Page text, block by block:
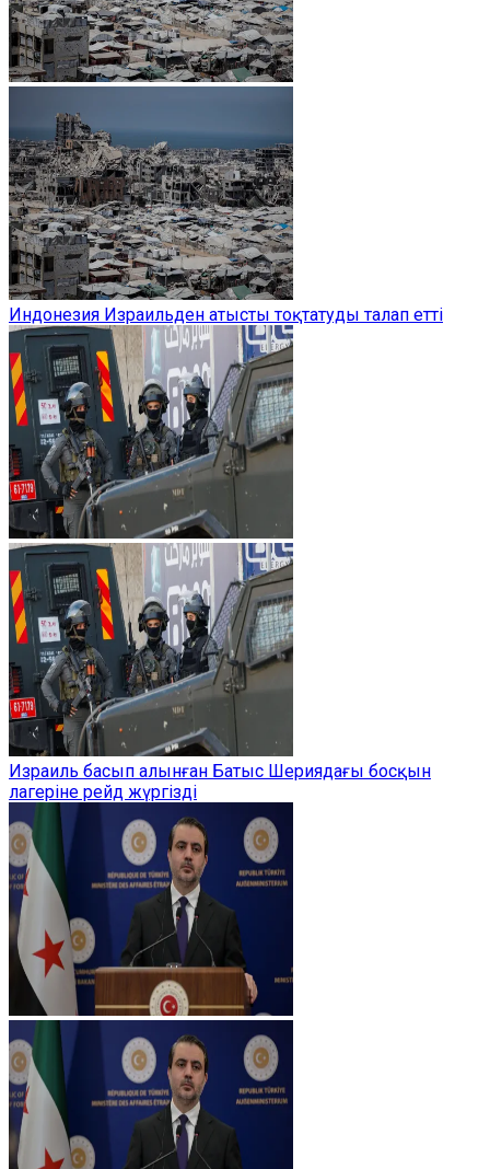
Индонезия Израильден атысты тоқтатуды талап етті
Израиль басып алынған Батыс Шериядағы босқын
лагеріне рейд жүргізді